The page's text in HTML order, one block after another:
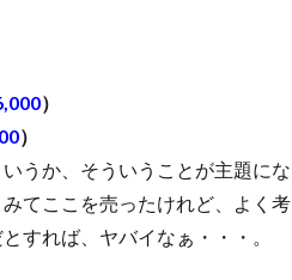
）
）
うか、そういうことが主題に
てここを売ったけれど、よく
すれば、ヤバイなぁ・・・。